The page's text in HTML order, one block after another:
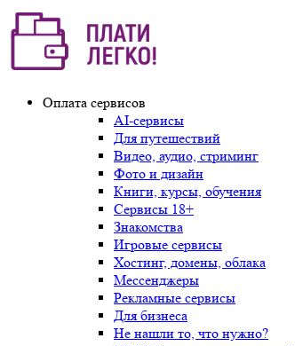
Оплата сервисов
AI-сервисы
Для путешествий
Видео, аудио, стриминг
Фото и дизайн
Книги, курсы, обучения
Сервисы 18+
Знакомства
Игровые сервисы
Хостинг, домены, облака
Мессенджеры
Рекламные сервисы
Для бизнеса
Не нашли то, что нужно?